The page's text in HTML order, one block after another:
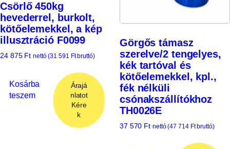
Csörlő 450kg
hevederrel, burkolt,
kötőelemekkel, a kép
illusztráció F0099
24 875 Ft nettó (31 591 Ftbruttó)
Kosárba
teszem
Árajá
nlatot
Kére
k
Görgős támasz
szerelve/2 tengelyes,
kék tartóval és
kötőelemekkel, kpl.,
fék nélküli
csónakszállítókhoz
TH0026E
37 570 Ft nettó (47 714 Ftbruttó)